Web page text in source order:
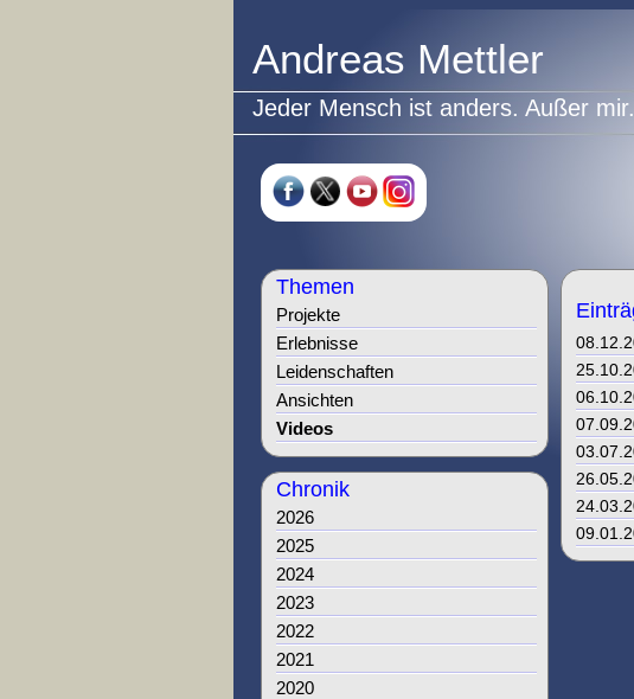
Andreas Mettler
Jeder Mensch ist anders. Außer mir.
Themen
Projekte
Erlebnisse
Leidenschaften
Ansichten
Videos
Chronik
2026
2025
2024
2023
2022
2021
2020